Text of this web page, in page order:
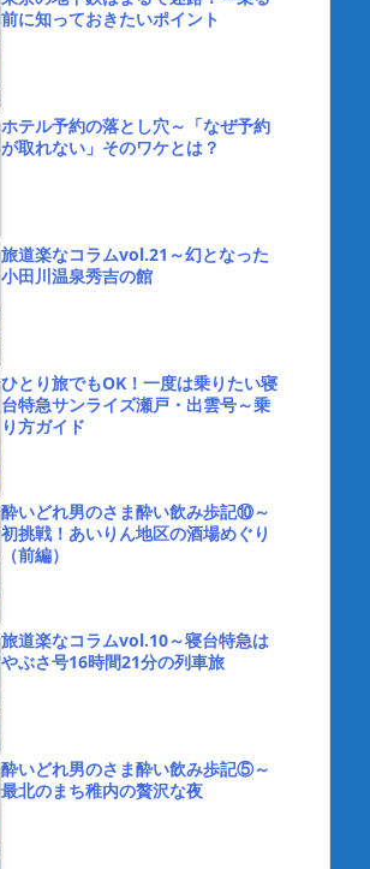
前に知っておきたいポイント
ホテル予約の落とし穴～「なぜ予約
が取れない」そのワケとは？
旅道楽なコラムvol.21～幻となった
小田川温泉秀吉の館
ひとり旅でもOK！一度は乗りたい寝
台特急サンライズ瀬戸・出雲号～乗
り方ガイド
酔いどれ男のさま酔い飲み歩記⑩～
初挑戦！あいりん地区の酒場めぐり
（前編）
旅道楽なコラムvol.10～寝台特急は
やぶさ号16時間21分の列車旅
酔いどれ男のさま酔い飲み歩記⑤～
最北のまち稚内の贅沢な夜